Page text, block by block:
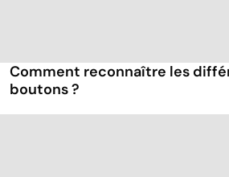
Comment reconnaître les
boutons ?